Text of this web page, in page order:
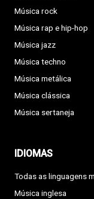
Música rock
Música rap e hip-hop
Música jazz
Música techno
Música metálica
Música clássica
Música sertaneja
IDIOMAS
Todas as linguagens
Música inglesa